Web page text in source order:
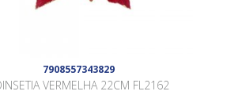
7908557343829
VERMELHA 22CM FL2162